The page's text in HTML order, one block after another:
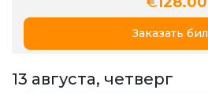
Заказать
13 августа, четверг